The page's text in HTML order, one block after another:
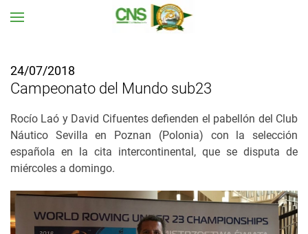
24/07/2018
Campeonato del Mundo sub23
Rocío Laó y David Cifuentes defienden el pabellón del Club
Náutico Sevilla en Poznan (Polonia) con la selección
española en la cita intercontinental, que se disputa de
miércoles a domingo.